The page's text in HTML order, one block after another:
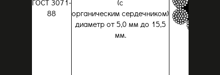
88
органическим сердечником)
диаметр от 5,0 мм до 15,5
мм.